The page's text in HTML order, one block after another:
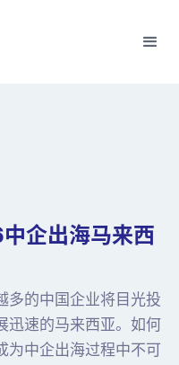
企出海马来西
多的中国企业将目光投
迅速的马来西亚。如何
为中企出海过程中不可